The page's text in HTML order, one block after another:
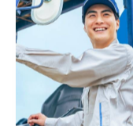
や那須塩原市では、
土木工事や、防災
中です。
たとえば、雨水の
造を持つ橋梁、災